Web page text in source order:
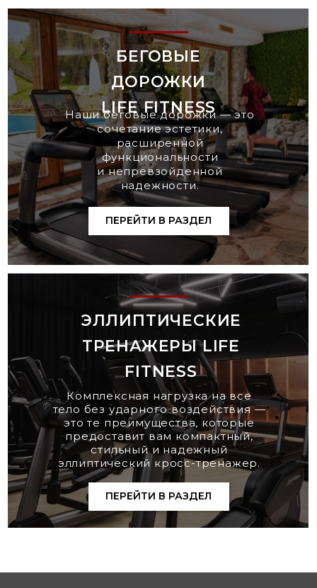
БЕГОВЫЕ
ДОРОЖКИ
LIFE FITNESS
ЭЛЛИПТИЧЕСКИЕ
ТРЕНАЖЕРЫ LIFE
FITNESS
Наши беговые дорожки — это
сочетание эстетики,
расширенной
функциональности
и непревзойденной
надежности.
Комплексная нагрузка на все
тело без ударного воздействия —
это те преимущества, которые
предоставит вам компактный,
стильный и надежный
эллиптический кросс-тренажер.
ПЕРЕЙТИ В РАЗДЕЛ
ПЕРЕЙТИ В РАЗДЕЛ